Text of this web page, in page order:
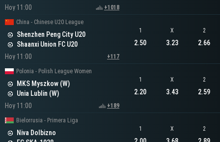
Hoy 11:00
+1018
China - Chinese U20 League
Shenzhen Peng City U20
Shaanxi Union FC U20
Hoy 11:00
+117
1
2.50
X
3.23
2
2.66
Polonia - Polish League Women
MKS Myszkow (W)
Unia Lublin (W)
Hoy 11:00
+189
1
2.20
X
3.43
2
2.59
Bielorrusia - Primera Liga
Niva Dolbizno
1 X 2